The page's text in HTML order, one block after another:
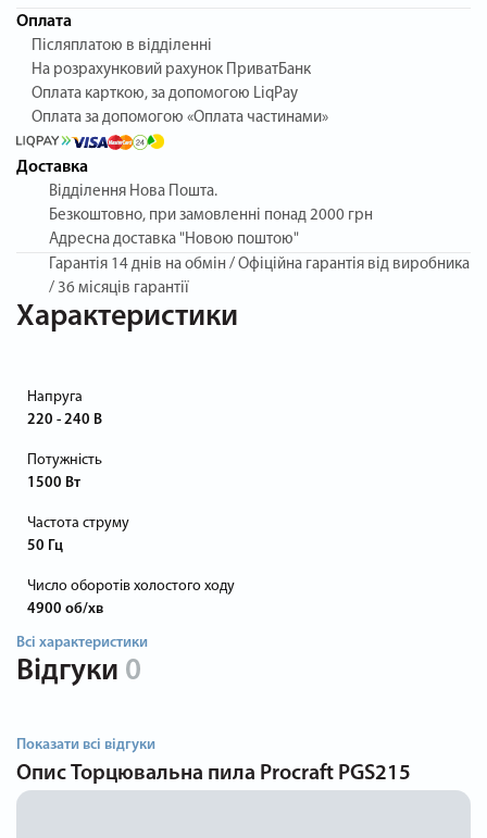
Оплата
Післяплатою в відділенні
На розрахунковий рахунок ПриватБанк
Оплата карткою, за допомогою LiqPay
Оплата за допомогою «Оплата частинами»
Доставка
Відділення Нова Пошта.
Безкоштовно, при замовленні понад 2000 грн
Адресна доставка "Новою поштою"
Гарантія 14 днів на обмін / Офіційна гарантія від виробника
/ 36 місяців гарантії
Характеристики
Напруга
220 - 240 В
Потужність
1500 Вт
Частота струму
50 Гц
Число оборотів холостого ходу
4900 об/хв
Всі характеристики
Відгуки 0
Показати всі відгуки
Опис Торцювальна пила Procraft PGS215